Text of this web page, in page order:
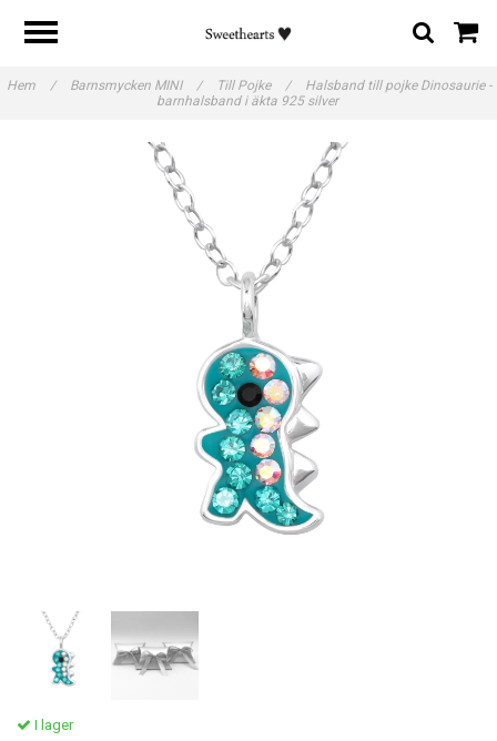
Hem / Barnsmycken MINI / Till Pojke /
Halsband till pojke Dinosaurie -
barnhalsband i äkta 925 silver
I lager